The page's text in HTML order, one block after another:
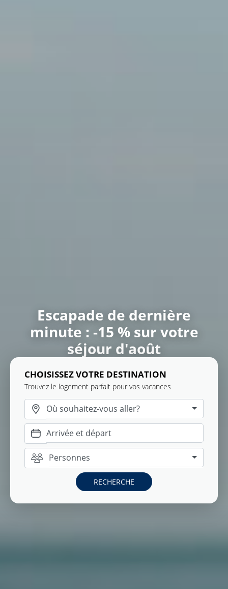
Escapade de dernière
minute : -15 % sur votre
séjour d'août
CHOISISSEZ VOTRE DESTINATION
Trouvez le logement parfait pour vos vacances
Où souhaitez-vous aller?
Personnes